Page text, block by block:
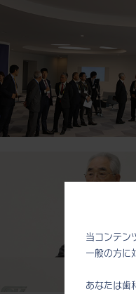
当コンテン
一般の方に
あなたは歯